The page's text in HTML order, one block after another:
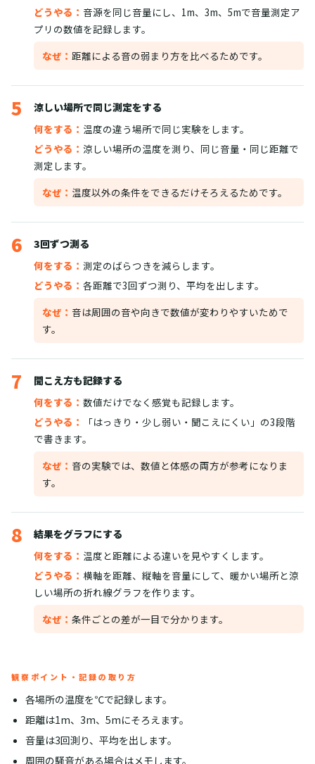
どうやる： 音源を同じ音量にし、1m、3m、5mで音量測定ア
プリの数値を記録します。
なぜ： 距離による音の弱まり方を比べるためです。
5
涼しい場所で同じ測定をする
何をする： 温度の違う場所で同じ実験をします。
どうやる： 涼しい場所の温度を測り、同じ音量・同じ距離で
測定します。
なぜ： 温度以外の条件をできるだけそろえるためです。
6
3回ずつ測る
何をする： 測定のばらつきを減らします。
どうやる： 各距離で3回ずつ測り、平均を出します。
なぜ： 音は周囲の音や向きで数値が変わりやすいためで
す。
7
聞こえ方も記録する
何をする： 数値だけでなく感覚も記録します。
どうやる：
「はっきり・少し弱い・聞こえにくい」の3段階
で書きます。
なぜ： 音の実験では、数値と体感の両方が参考になりま
す。
8
結果をグラフにする
何をする： 温度と距離による違いを見やすくします。
どうやる： 横軸を距離、縦軸を音量にして、暖かい場所と涼
しい場所の折れ線グラフを作ります。
なぜ： 条件ごとの差が一目で分かります。
観察ポイント・記録の取り方
各場所の温度を℃で記録します。
距離は1m、3m、5mにそろえます。
音量は3回測り、平均を出します。
周囲の騒音がある場合はメモします。